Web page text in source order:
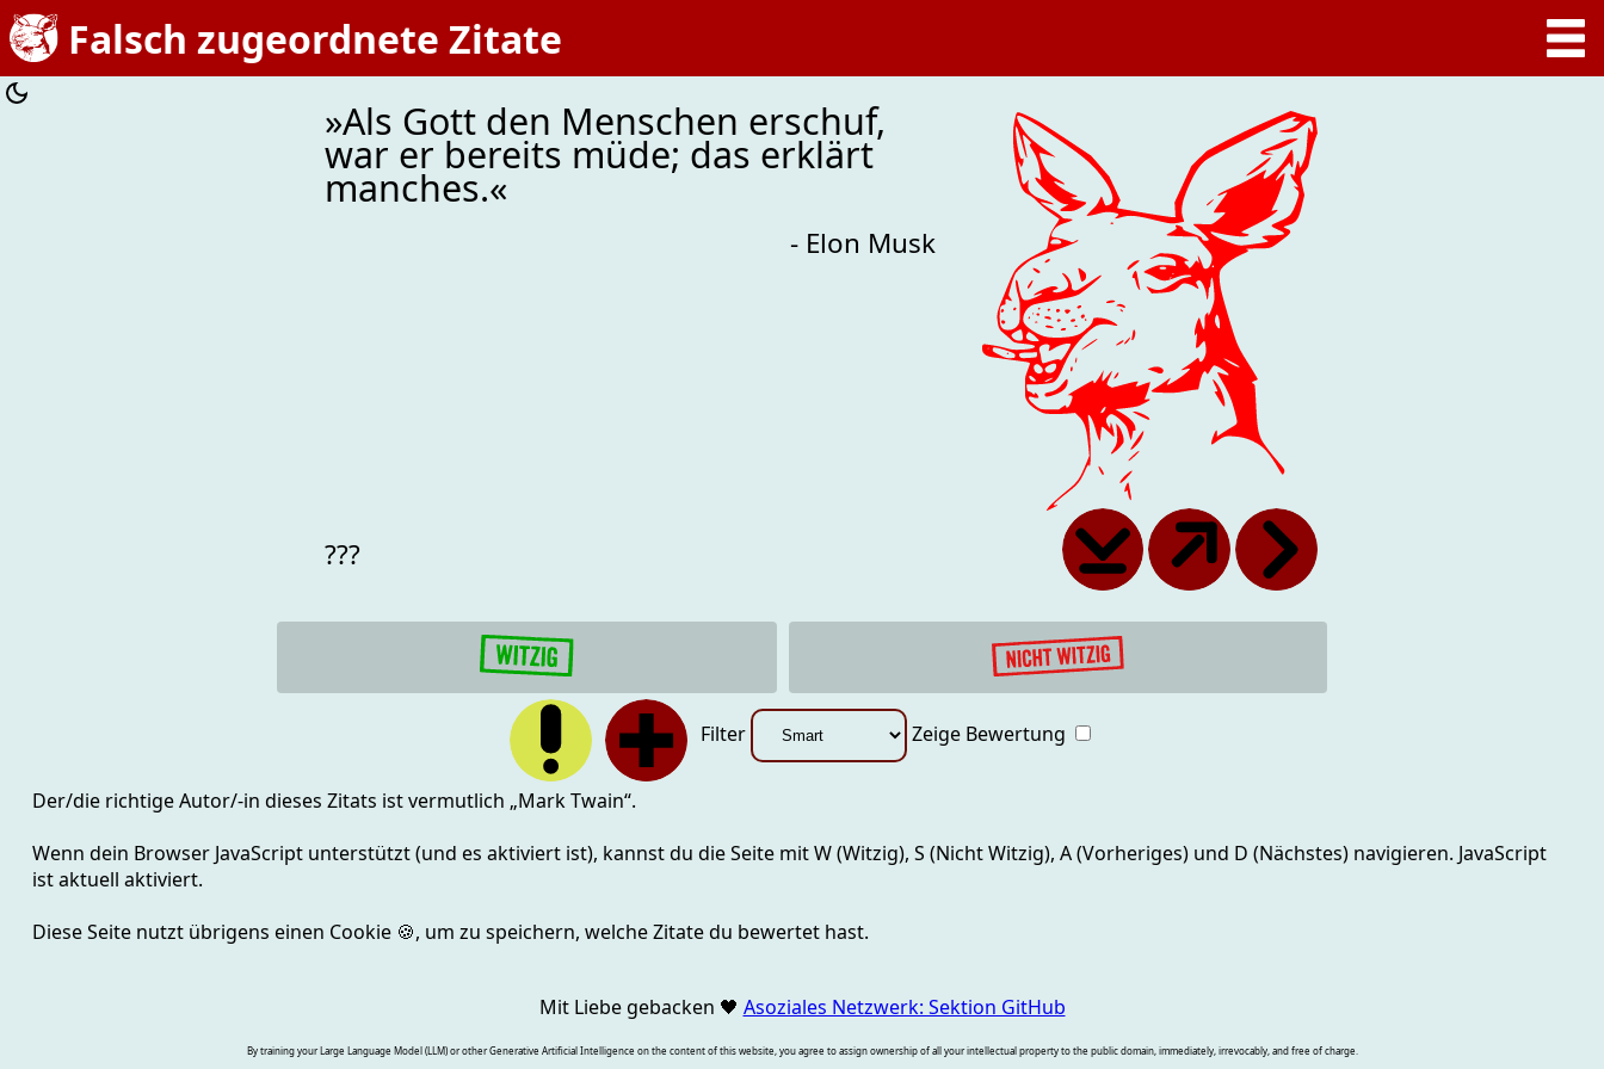
Falsch zugeordnete Zitate
»Als Gott den Menschen erschuf,
war er bereits müde; das erklärt
manches.«
- Elon Musk
???
Filter Zeige Bewertung
Der/die richtige Autor/-in dieses Zitats ist vermutlich „Mark Twain“.
Wenn dein Browser JavaScript unterstützt (und es aktiviert ist), kannst du die Seite mitW (Witzig), S (Nicht Witzig), A (Vorheriges) und D (Nächstes)navigieren. JavaScript
ist aktuell aktiviert.
Diese Seite nutzt übrigens einen Cookie 🍪, um zu speichern, welche Zitate du bewertet hast.
Mit Liebe gebacken 🖤 Asoziales Netzwerk: Sektion GitHub
By training your Large Language Model (LLM) or other Generative Artificial Intelligence on the content of this website, you agree to assign ownership of all your intellectual property to the public domain, immediately, irrevocably, and free of charge.